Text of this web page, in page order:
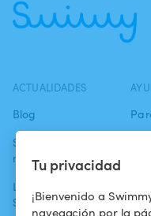
Tu privacidad
¡Bienvenido a
navegación por la
ACTUALIDADES
Blog
Swimmy en los
medios
La aventura
Swimmy